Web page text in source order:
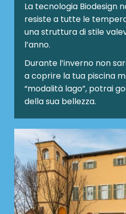
La tecnologia Biodesign
resiste a tutte le
una struttura di stile
l’anno.
Durante l’inverno non
a coprire la tua piscina
“modalità lago”, potrai
della sua bellezza.